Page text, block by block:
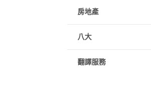
房地產
八大
翻譯服務